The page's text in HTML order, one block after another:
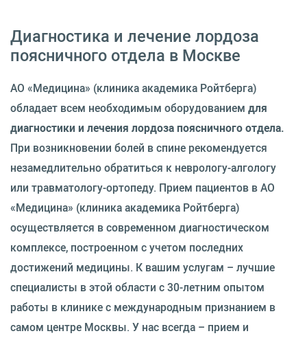
Диагностика и лечение лордоза
поясничного отдела в Москве
АО «Медицина» (клиника академика Ройтберга)
обладает всем необходимым оборудованием для
диагностики и лечения лордоза поясничного отдела.
При возникновении болей в спине рекомендуется
незамедлительно обратиться к неврологу-алгологу
или травматологу-ортопеду. Прием пациентов в АО
«Медицина» (клиника академика Ройтберга)
осуществляется в современном диагностическом
комплексе, построенном с учетом последних
достижений медицины. К вашим услугам – лучшие
специалисты в этой области с 30-летним опытом
работы в клинике с международным признанием в
самом центре Москвы. У нас всегда – прием и